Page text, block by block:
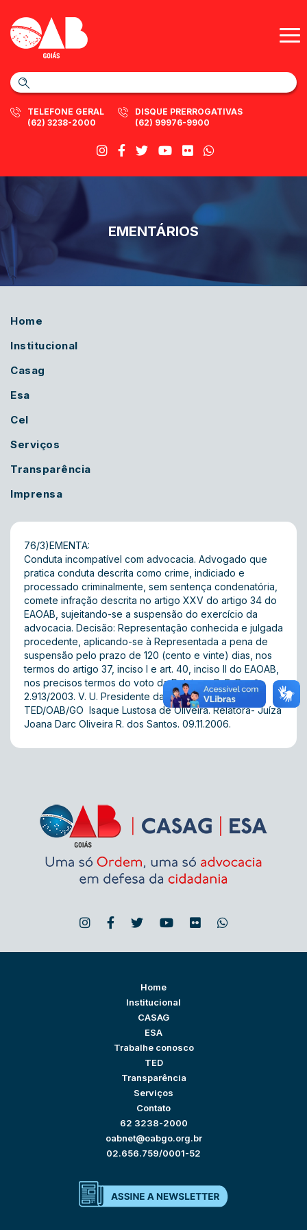
TELEFONE GERAL
(62) 3238-2000
DISQUE PRERROGATIVAS
(62) 99976-9900
EMENTÁRIOS
Home
Institucional
Casag
Esa
Cel
Serviços
Transparência
Imprensa
76/3)EMENTA:
Conduta incompatível com advocacia. Advogado que
pratica conduta descrita como crime, indiciado e
processado criminalmente, sem sentença condenatória,
comete infração descrita no artigo XXV do artigo 34 do
EAOAB, sujeitando-se a suspensão do exercício da
advocacia. Decisão: Representação conhecida e julgada
procedente, aplicando-se à Representada a pena de
suspensão pelo prazo de 120 (cento e vinte) dias, nos
termos do artigo 37, inciso I e art. 40, inciso II do EAOAB,
nos precisos termos do voto da Relatora. P. E. D. n.º
2.913/2003. V. U. Presidente da 3ª Turma do
TED/OAB/GO  Isaque Lustosa de Oliveira. Relatora- Juíza
Joana Darc Oliveira R. dos Santos. 09.11.2006.
Home
Institucional
CASAG
ESA
Trabalhe conosco
TED
Transparência
Serviços
Contato
62 3238-2000
oabnet@oabgo.org.br
02.656.759/0001-52